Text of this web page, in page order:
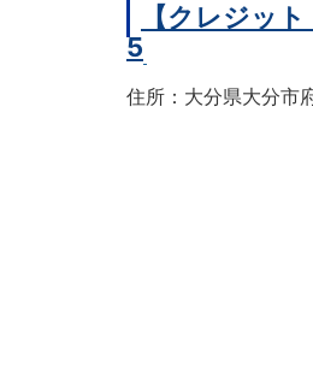
【クレジッ
5
住所：大分県大分市